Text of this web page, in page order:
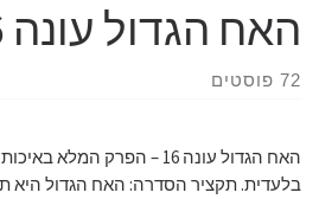
האח הגדול עונה 16
72 פוסטים
בלעדית. תקציר הסדרה: האח הגדול היא